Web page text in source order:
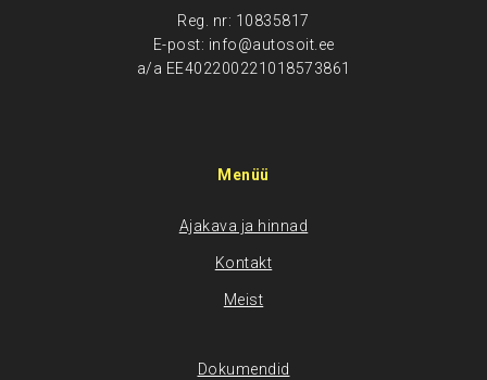
Reg. nr: 10835817
E-post: info@autosoit.ee
a/a EE402200221018573861
Menüü
Ajakava ja hinnad
Kontakt
Meist
Dokumendid